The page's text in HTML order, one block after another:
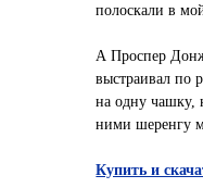
полоскали в
А Проспер
выстраивал по
на одну чашку,
ними шеренгу
Купить и